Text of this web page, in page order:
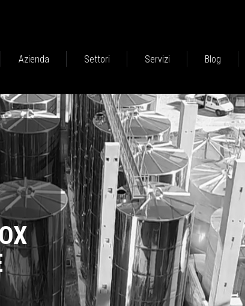
Azienda Settori Servizi Blog